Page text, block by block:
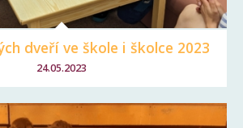
dveří ve škole i školce 2023
24.05.2023